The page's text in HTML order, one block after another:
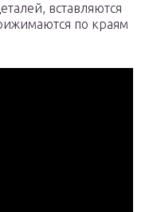
вставляются
по краям